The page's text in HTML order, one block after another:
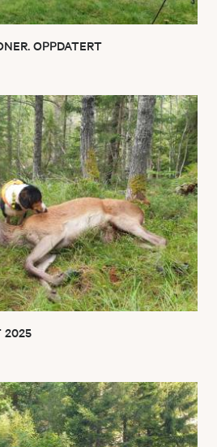
OPPDATERT
2025